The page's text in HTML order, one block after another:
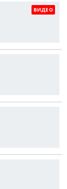
ВИДЕО